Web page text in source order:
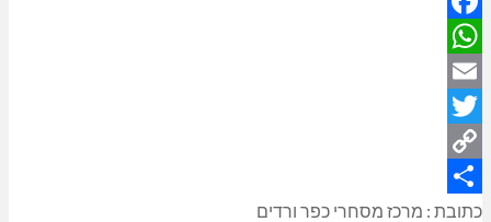
Facebook
WhatsApp
Email
Twitter
Copy
Link
Share
כתובת : מרכז מסחרי כפר ורדים